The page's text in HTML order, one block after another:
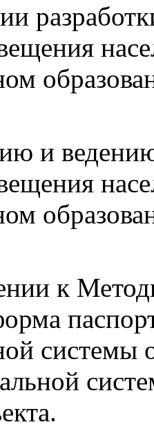
и
к
системы